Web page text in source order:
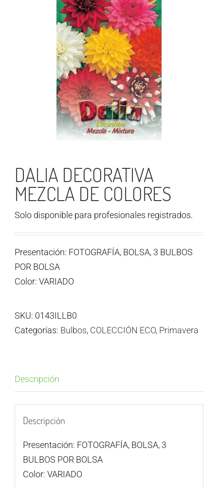
DALIA DECORATIVA
MEZCLA DE COLORES
Solo disponible para profesionales registrados.
Presentación: FOTOGRAFÍA, BOLSA, 3 BULBOS
POR BOLSA
Color: VARIADO
SKU: 0143ILLB0
Categorías: Bulbos, COLECCIÓN ECO, Primavera
Descripción
Descripción
Presentación: FOTOGRAFÍA, BOLSA, 3
BULBOS POR BOLSA
Color: VARIADO